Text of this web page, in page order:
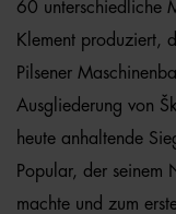
60 unterschiedliche
Klement produziert,
Pilsener
Ausgliederung von
heute anhaltende
Popular, der seinem
machte und zum